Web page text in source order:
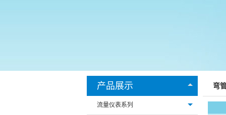
产品展示
流量仪表系列
弯